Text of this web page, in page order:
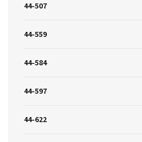
44-507
44-559
44-584
44-597
44-622